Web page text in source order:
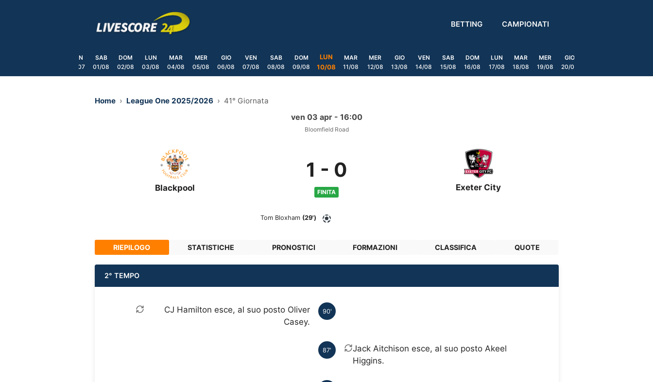
BETTING CAMPIONATI
VEN
31/07
SAB
01/08
DOM
02/08
LUN
03/08
MAR
04/08
MER
05/08
GIO
06/08
VEN
07/08
SAB
08/08
DOM
09/08
LUN
10/08
MAR
11/08
MER
12/08
GIO
13/08
VEN
14/08
SAB
15/08
DOM
16/08
LUN
17/08
MAR
18/08
MER
19/08
GIO
20/08
Home League One 2025/2026 41° Giornata
ven 03 apr - 16:00
Bloomfield Road
Blackpool
1 - 0
FINITA Exeter City
Tom Bloxham (29')
RIEPILOGO STATISTICHE PRONOSTICI FORMAZIONI CLASSIFICA QUOTE
2° TEMPO
90'
CJ Hamilton esce, al suo posto Oliver
Casey.
87'
Jack Aitchison esce, al suo posto Akeel
Higgins.